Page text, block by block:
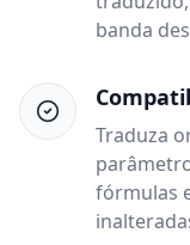
banda
Traduza
fórmulas